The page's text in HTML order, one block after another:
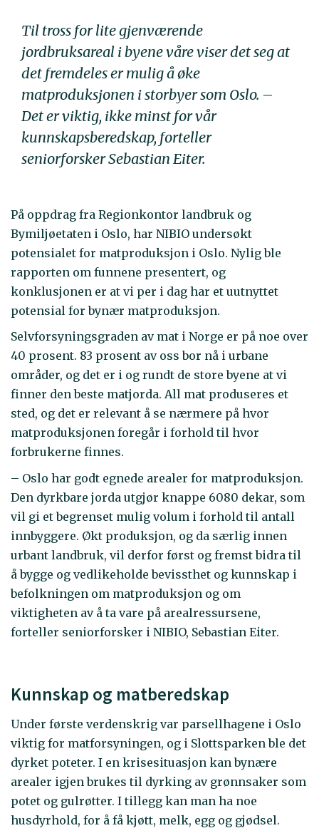
Til tross for lite gjenværende
jordbruksareal i byene våre viser det seg at
det fremdeles er mulig å øke
matproduksjonen i storbyer som Oslo. –
Det er viktig, ikke minst for vår
kunnskapsberedskap, forteller
seniorforsker Sebastian Eiter.
På oppdrag fra Regionkontor landbruk og
Bymiljøetaten i Oslo, har NIBIO undersøkt
potensialet for matproduksjon i Oslo. Nylig ble
rapporten om funnene presentert, og
konklusjonen er at vi per i dag har et uutnyttet
potensial for bynær matproduksjon.
Selvforsyningsgraden av mat i Norge er på noe over
40 prosent. 83 prosent av oss bor nå i urbane
områder, og det er i og rundt de store byene at vi
finner den beste matjorda. All mat produseres et
sted, og det er relevant å se nærmere på hvor
matproduksjonen foregår i forhold til hvor
forbrukerne finnes.
– Oslo har godt egnede arealer for matproduksjon.
Den dyrkbare jorda utgjør knappe 6080 dekar, som
vil gi et begrenset mulig volum i forhold til antall
innbyggere. Økt produksjon, og da særlig innen
urbant landbruk, vil derfor først og fremst bidra til
å bygge og vedlikeholde bevissthet og kunnskap i
befolkningen om matproduksjon og om
viktigheten av å ta vare på arealressursene,
forteller seniorforsker i NIBIO, Sebastian Eiter.
Kunnskap og matberedskap
Under første verdenskrig var parsellhagene i Oslo
viktig for matforsyningen, og i Slottsparken ble det
dyrket poteter. I en krisesituasjon kan bynære
arealer igjen brukes til dyrking av grønnsaker som
potet og gulrøtter. I tillegg kan man ha noe
husdyrhold, for å få kjøtt, melk, egg og gjødsel.